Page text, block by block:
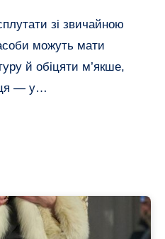
зі звичайною
можуть мати
й обіцяти м’якше,
— у…